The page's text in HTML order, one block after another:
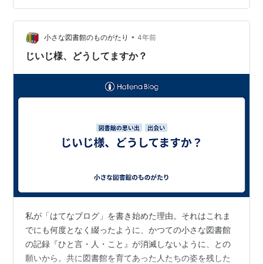
ー形式の『ひと言・人・こと』をたどってくださった方
はお気づきでしょうが、もともとタイトルのつ…
小さな図書館のものがたり • 4年前
じいじ様、どうしてますか？
私が「はてなブログ」を書き始めた理由。それはこれま
でにも何度となく綴ったように、かつての小さな図書館
の記録『ひと言・人・こと』が消滅しないように、との
願いから。共に図書館を育てあった人たちの姿を残した